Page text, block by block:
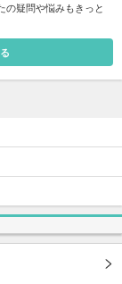
の疑問や悩みもきっと